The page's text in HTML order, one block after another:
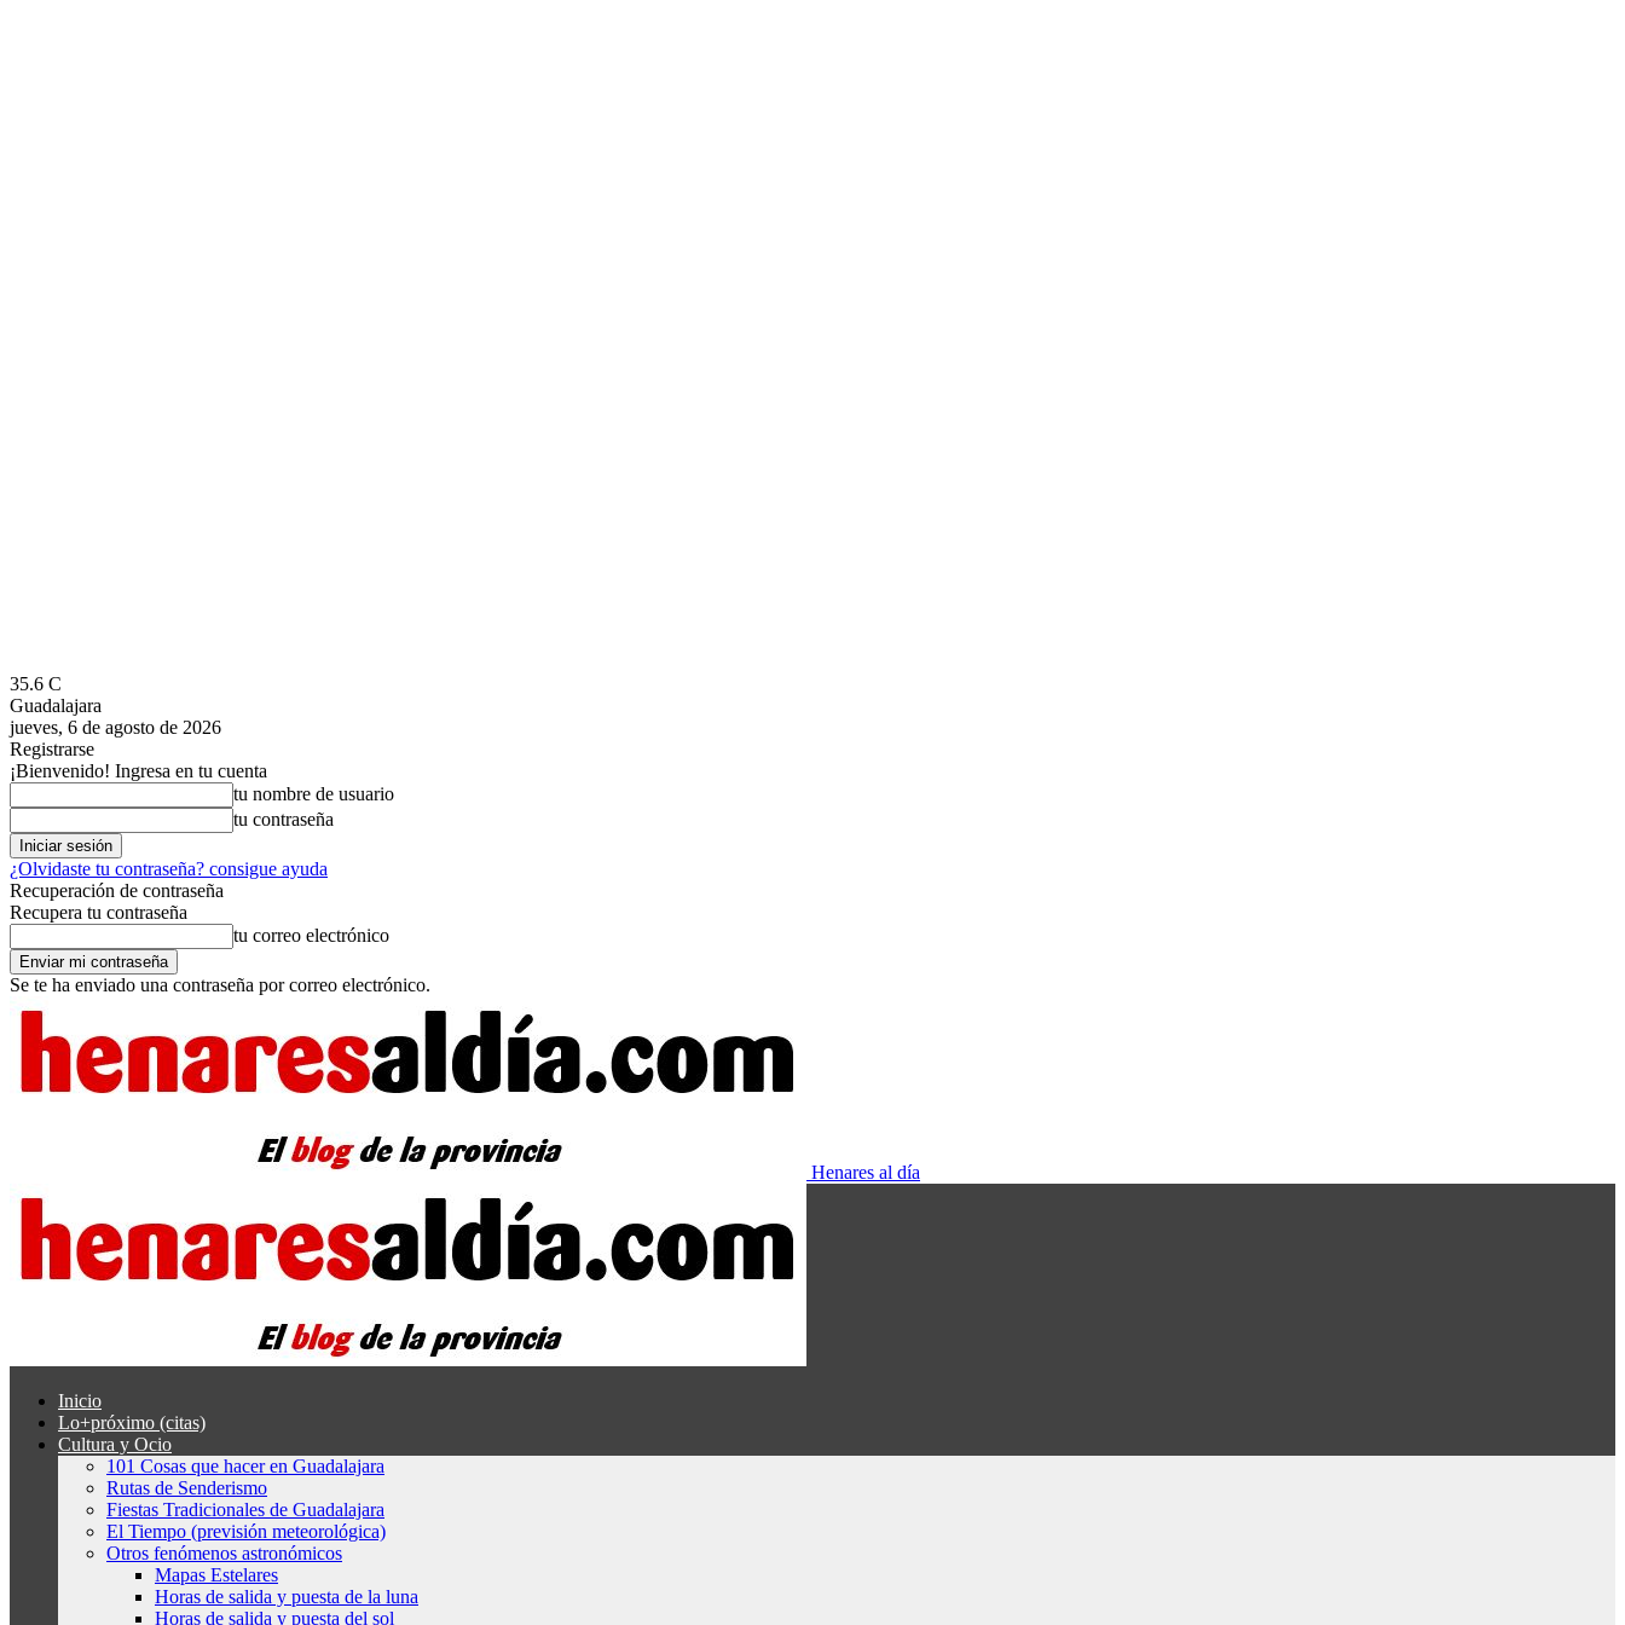
35.6 C
Guadalajara
jueves, 6 de agosto de 2026
Registrarse
¡Bienvenido! Ingresa en tu cuenta
tu nombre de usuario
tu contraseña
¿Olvidaste tu contraseña? consigue ayuda
Recuperación de contraseña
Recupera tu contraseña
tu correo electrónico
Se te ha enviado una contraseña por correo electrónico.
Henares al día
Inicio
Lo+próximo (citas)
Cultura y Ocio
101 Cosas que hacer en Guadalajara
Rutas de Senderismo
Fiestas Tradicionales de Guadalajara
El Tiempo (previsión meteorológica)
Otros fenómenos astronómicos
Mapas Estelares
Horas de salida y puesta de la luna
Horas de salida y puesta del sol